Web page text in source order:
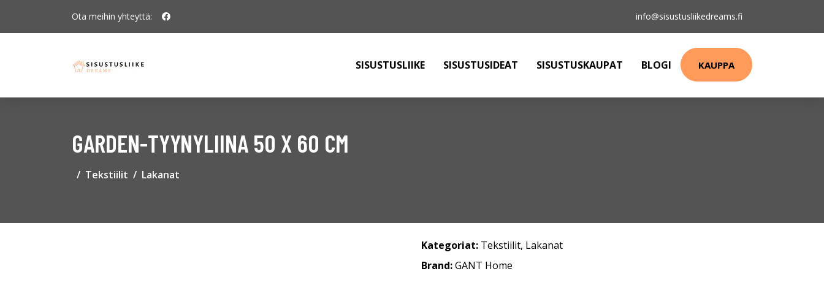
Ota meihin yhteyttä: info@sisustusliikedreams.fi
SISUSTUSLIIKE SISUSTUSIDEAT SISUSTUSKAUPAT BLOGI KAUPPA
GARDEN-TYYNYLIINA 50 X 60 CM
Tekstiilit Lakanat
Kategoriat: Tekstiilit, Lakanat
Brand:GANT Home